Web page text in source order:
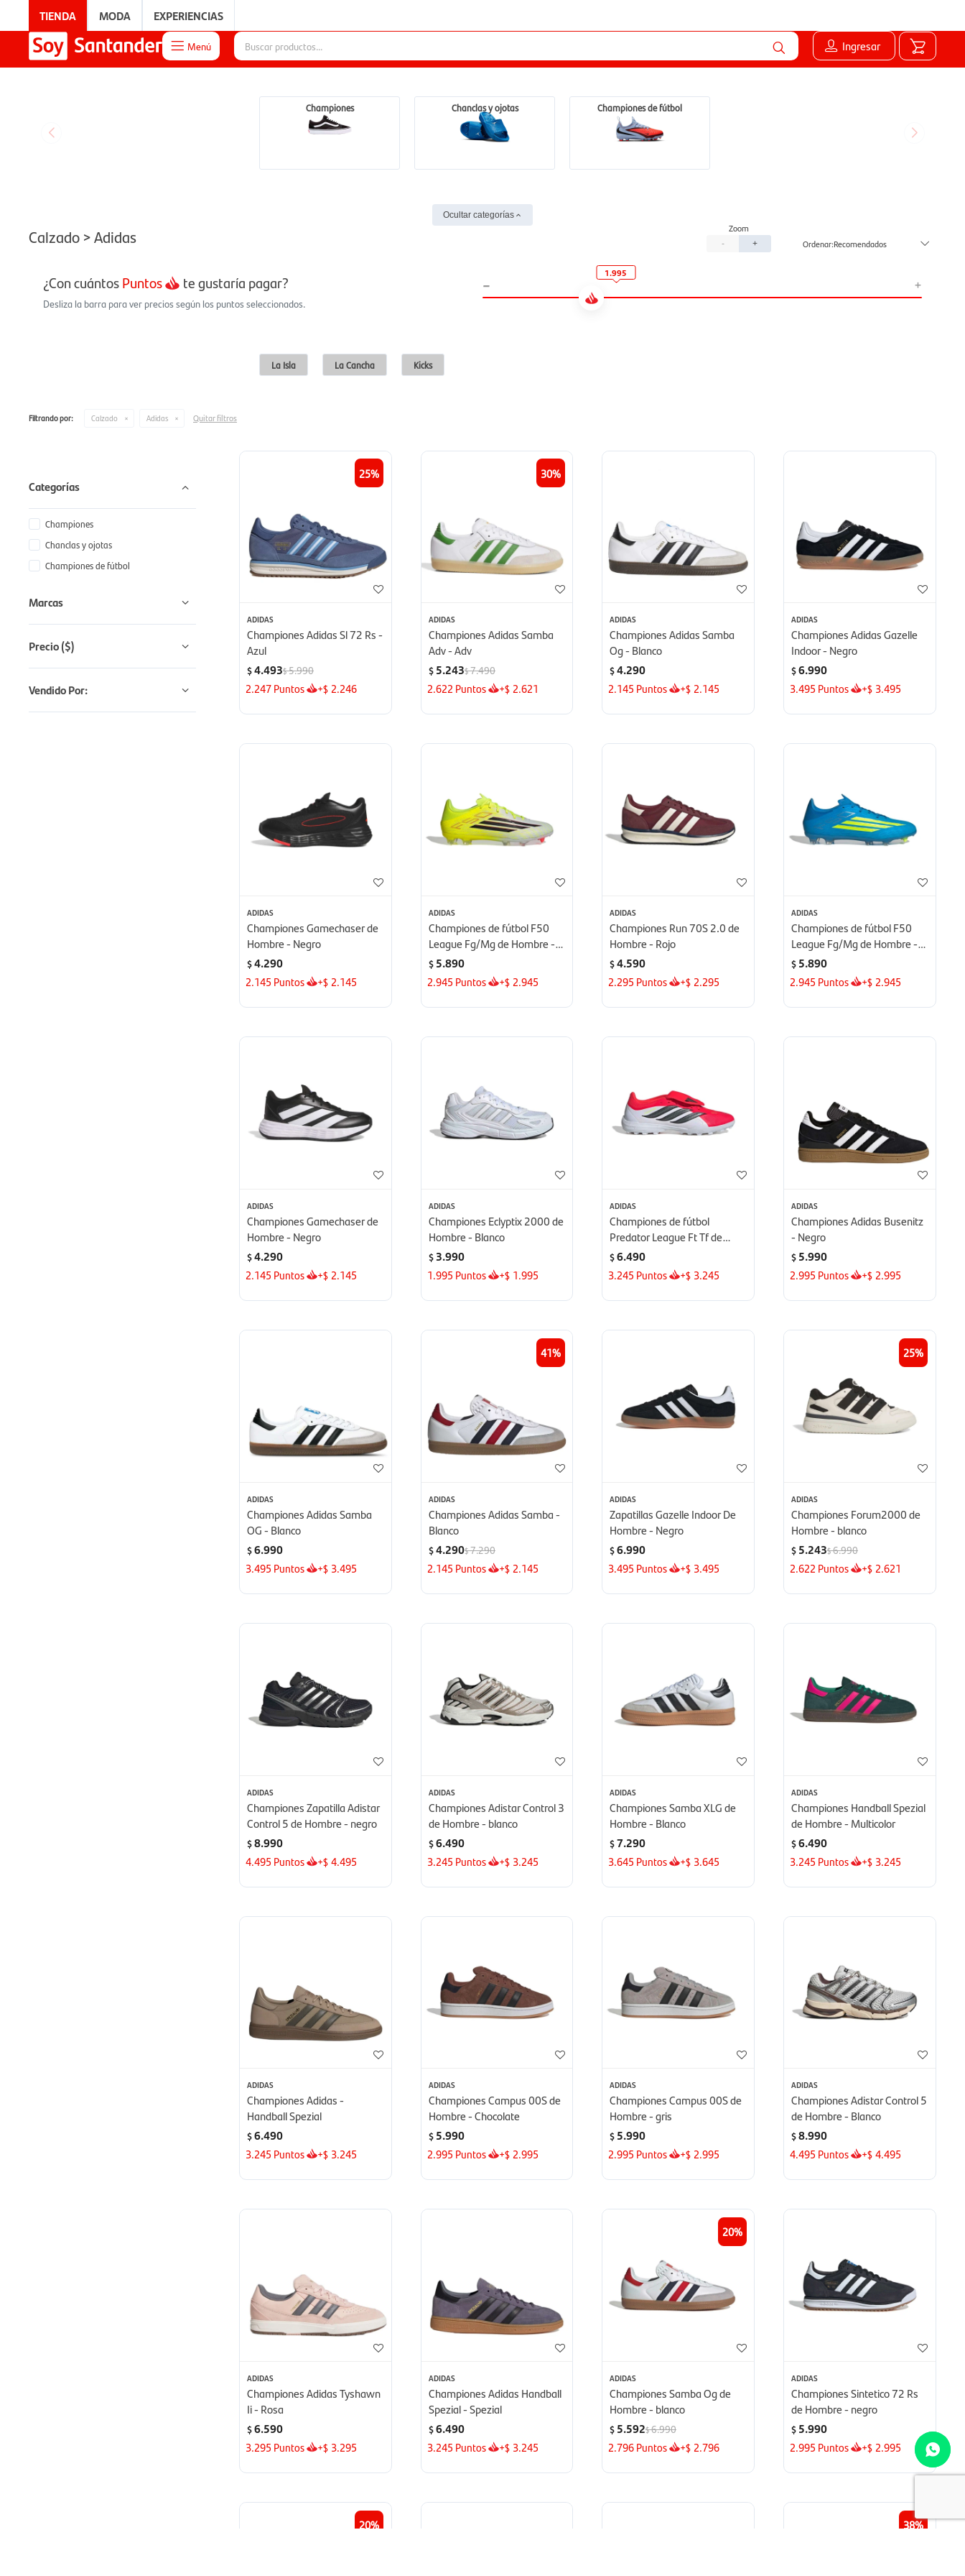
TIENDA MODA EXPERIENCIAS
 Menú Ingresar
Championes Chanclas y ojotas Championes de fútbol
Ocultar categorías
Calzado > Adidas - + Recomendados
¿Con cuántosPuntos te gustaría pagar?
Desliza la barra para ver precios según los puntos seleccionados.
- +
1.995
La Isla La Cancha Kicks
Filtrando por: Calzado Adidas Quitar filtros
25
ADIDAS
Championes Adidas Sl 72 Rs -
Azul
$4.493$5.990
2.247Puntos +$ 2.246
30
ADIDAS
Championes Adidas Samba
Adv - Adv
$ 5.243$7.490
2.622 Puntos +$ 2.621
ADIDAS
Championes Adidas Samba
Og - Blanco
$4.290
2.145 Puntos +$ 2.145
ADIDAS
Championes Adidas Gazelle
Indoor - Negro
$6.990
3.495 Puntos +$ 3.495
ADIDAS
Championes Gamechaser de
Hombre - Negro
$4.290
2.145 Puntos +$ 2.145
ADIDAS
Championes de fútbol F50
League Fg/Mg de Hombre -
Amarillo
$ 5.890
2.945 Puntos +$ 2.945
ADIDAS
Championes Run 70S 2.0 de
Hombre - Rojo
$4.590
2.295 Puntos +$ 2.295
ADIDAS
Championes de fútbol F50
League Fg/Mg de Hombre -
Multicolor
$ 5.890
2.945 Puntos +$ 2.945
ADIDAS
Championes Gamechaser de
Hombre - Negro
$4.290
2.145 Puntos +$ 2.145
ADIDAS
Championes Eclyptix 2000 de
Hombre - Blanco
$ 3.990
1.995 Puntos +$ 1.995
ADIDAS
Championes de fútbol
Predator League Ft Tf de
Hombre - rojo
$6.490
3.245 Puntos +$ 3.245
ADIDAS
Championes Adidas Busenitz
- Negro
$ 5.990
2.995 Puntos +$ 2.995
ADIDAS
Championes Adidas Samba
OG - Blanco
$6.990
3.495 Puntos +$ 3.495
41
ADIDAS
Championes Adidas Samba -
Blanco
$4.290$7.290
2.145 Puntos +$ 2.145
ADIDAS
Zapatillas Gazelle Indoor De
Hombre - Negro
$6.990
3.495 Puntos +$ 3.495
25
ADIDAS
Championes Forum2000 de
Hombre - blanco
$ 5.243$6.990
2.622 Puntos +$ 2.621
ADIDAS
Championes Zapatilla Adistar
Control 5 de Hombre - negro
$8.990
4.495 Puntos +$ 4.495
ADIDAS
Championes Adistar Control 3
de Hombre - blanco
$6.490
3.245 Puntos +$ 3.245
ADIDAS
Championes Samba XLG de
Hombre - Blanco
$7.290
3.645 Puntos +$ 3.645
ADIDAS
Championes Handball Spezial
de Hombre - Multicolor
$6.490
3.245 Puntos +$ 3.245
ADIDAS
Championes Adidas -
Handball Spezial
$6.490
3.245 Puntos +$ 3.245
ADIDAS
Championes Campus 00S de
Hombre - Chocolate
$ 5.990
2.995 Puntos +$ 2.995
ADIDAS
Championes Campus 00S de
Hombre - gris
$ 5.990
2.995 Puntos +$ 2.995
ADIDAS
Championes Adistar Control 5
de Hombre - Blanco
$8.990
4.495 Puntos +$ 4.495
ADIDAS
Championes Adidas Tyshawn
Ii - Rosa
$6.590
3.295 Puntos +$ 3.295
ADIDAS
Championes Adidas Handball
Spezial - Spezial
$6.490
3.245 Puntos +$ 3.245
20
ADIDAS
Championes Samba Og de
Hombre - blanco
$ 5.592$6.990
2.796Puntos +$ 2.796
ADIDAS
Championes Sintetico 72 Rs
de Hombre - negro
$ 5.990
2.995 Puntos +$ 2.995
20 38
Categorías
Championes
Chanclas y ojotas
Championes de fútbol
Marcas
Precio($)
Vendido Por: